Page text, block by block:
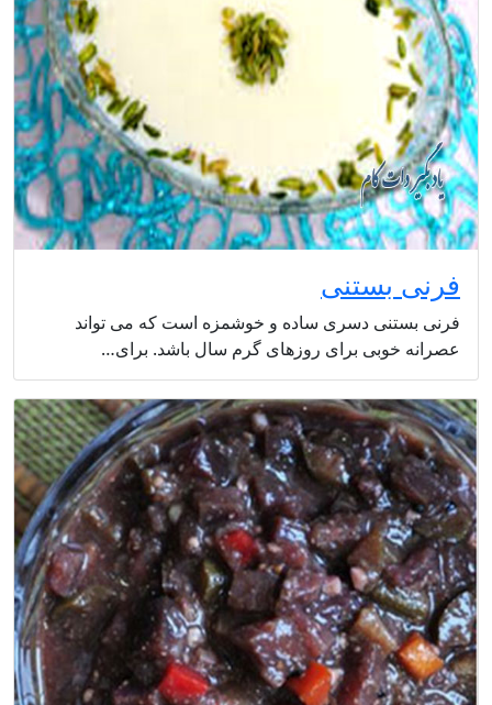
فرنی بستنی
فرنی بستنی دسری ساده و خوشمزه است که می تواند
عصرانه خوبی برای روزهای گرم سال باشد. برای…